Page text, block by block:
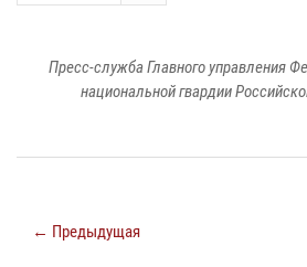
Пресс-служба Главного управления
национальной гвардии
← Предыдущая